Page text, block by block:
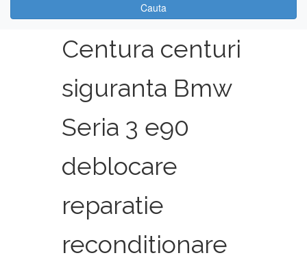
Cauta
Centura centuri
siguranta Bmw
Seria 3 e90
deblocare
reparatie
reconditionare